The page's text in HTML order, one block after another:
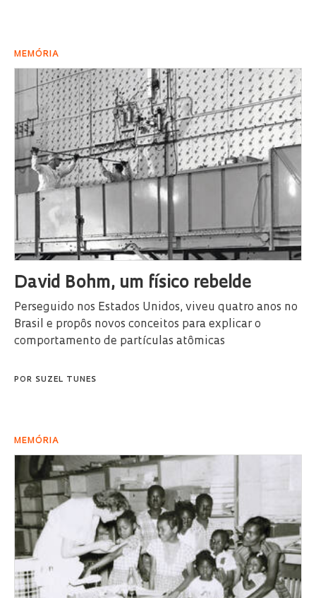
MEMÓRIA
David Bohm, um físico rebelde
Perseguido nos Estados Unidos, viveu quatro anos no
Brasil e propôs novos conceitos para explicar o
comportamento de partículas atômicas
POR SUZEL TUNES
MEMÓRIA